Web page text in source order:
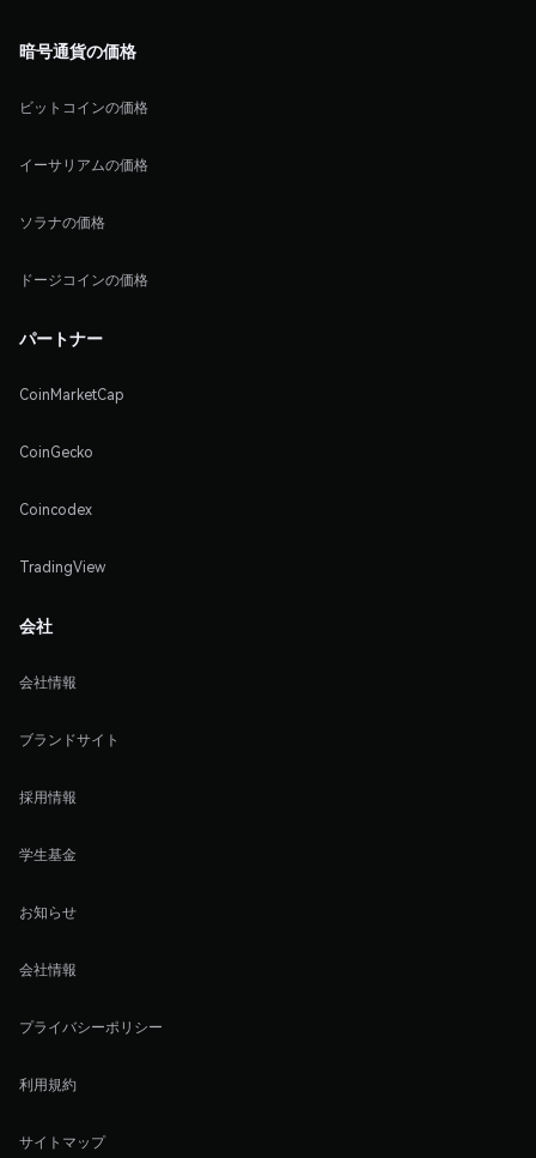
暗号通貨の価格
ビットコインの価格
イーサリアムの価格
ソラナの価格
ドージコインの価格
パートナー
CoinMarketCap
CoinGecko
Coincodex
TradingView
会社
会社情報
ブランドサイト
採用情報
学生基金
お知らせ
会社情報
プライバシーポリシー
利用規約
サイトマップ